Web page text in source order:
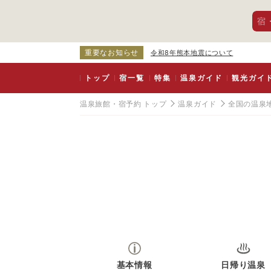
宿
重要なお知らせ 令和8年熊本地震について
トップ 宿一覧 特集 温泉ガイド 観光ガイ
温泉旅館・宿予約 トップ 温泉ガイド 全国の温泉
基本情報 日帰り温泉